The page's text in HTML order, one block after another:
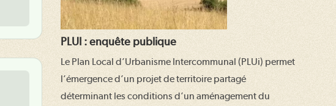
PLUI : enquête publique
Le Plan Local d’Urbanisme Intercommunal (PLUi) permet
l’émergence d’un projet de territoire partagé
déterminant les conditions d’un aménagement du